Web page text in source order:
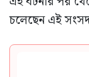
চলেছেন এই